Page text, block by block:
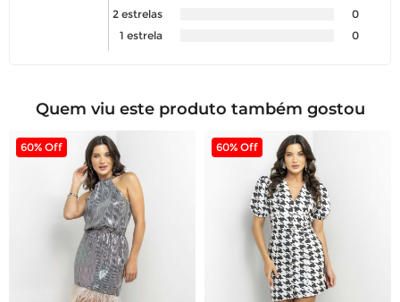
2 estrelas
0
1 estrela
0
Quem viu este produto também gostou
60% Off 60% Off